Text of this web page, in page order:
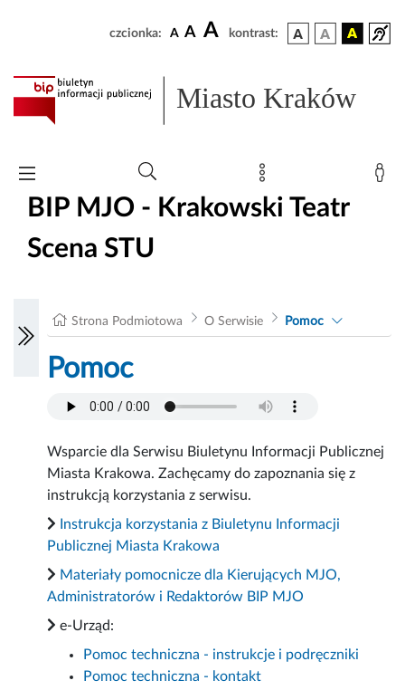
czcionka: A A A kontrast:
Miasto Kraków
BIP MJO - Krakowski Teatr
Scena STU
Strona Podmiotowa O Serwisie Pomoc
Pomoc
Wsparcie dla Serwisu Biuletynu Informacji Publicznej
Miasta Krakowa. Zachęcamy do zapoznania się z
instrukcją korzystania z serwisu.
Instrukcja korzystania z Biuletynu Informacji
Publicznej Miasta Krakowa
Materiały pomocnicze dla Kierujących MJO,
Administratorów i Redaktorów BIP MJO
e-Urząd:
Pomoc techniczna - instrukcje i podręczniki
Pomoc techniczna - kontakt